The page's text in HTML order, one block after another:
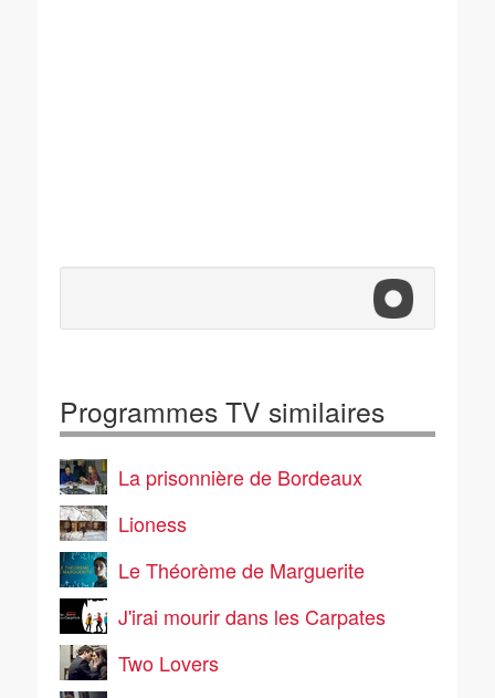
Programmes TV similaires
La prisonnière de Bordeaux
Lioness
Le Théorème de Marguerite
J'irai mourir dans les Carpates
Two Lovers